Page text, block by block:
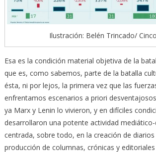
Ilustración: Belén Trincado/
Esa es la condición material objetiva de la
que es, como sabemos, parte de la batalla
ésta, ni por lejos, la primera vez que las
enfrentamos escenarios a priori
ya Marx y Lenin lo vivieron, y en difíciles
desarrollaron una potente actividad
centrada, sobre todo, en la creación de
producción de columnas, crónicas y